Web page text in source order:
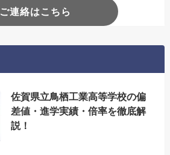
ご連絡はこちら
佐賀県立鳥栖工業高等学校の偏
差値・進学実績・倍率を徹底解
説！